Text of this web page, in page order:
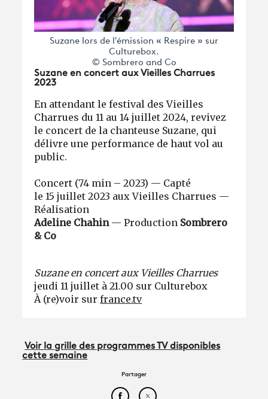
Suzane lors de l'émission « Respire » sur
Culturebox.
© Sombrero and Co
Suzane en concert aux Vieilles Charrues
2023
En attendant le festival des Vieilles
Charrues du 11 au 14 juillet 2024, revivez
le concert de la chanteuse Suzane, qui
délivre une performance de haut vol au
public.
Concert (74 min – 2023) — Capté
le 15 juillet 2023 aux Vieilles Charrues —
Réalisation
Adeline Chahin— Production Sombrero
& Co
Suzane en concert aux Vieilles Charrues
jeudi 11 juillet à 21.00 sur Culturebox
À (re)voir surfrance.tv
Voir la grille des programmes TV disponibles
cette semaine
Partager